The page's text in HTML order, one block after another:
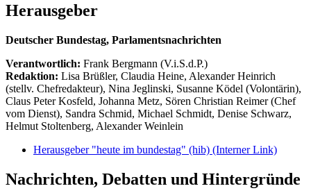
Herausgeber
Deutscher Bundestag, Parlamentsnachrichten
Verantwortlich: Frank Bergmann (V.i.S.d.P.)
Redaktion: Lisa Brüßler, Claudia Heine, Alexander Heinrich
(stellv. Chefredakteur), Nina Jeglinski, Susanne Ködel (Volontärin),
Claus Peter Kosfeld, Johanna Metz, Sören Christian Reimer (Chef
vom Dienst), Sandra Schmid, Michael Schmidt, Denise Schwarz,
Helmut Stoltenberg, Alexander Weinlein
Herausgeber "heute im bundestag" (hib) (Interner Link)
Nachrichten, Debatten und Hintergründe